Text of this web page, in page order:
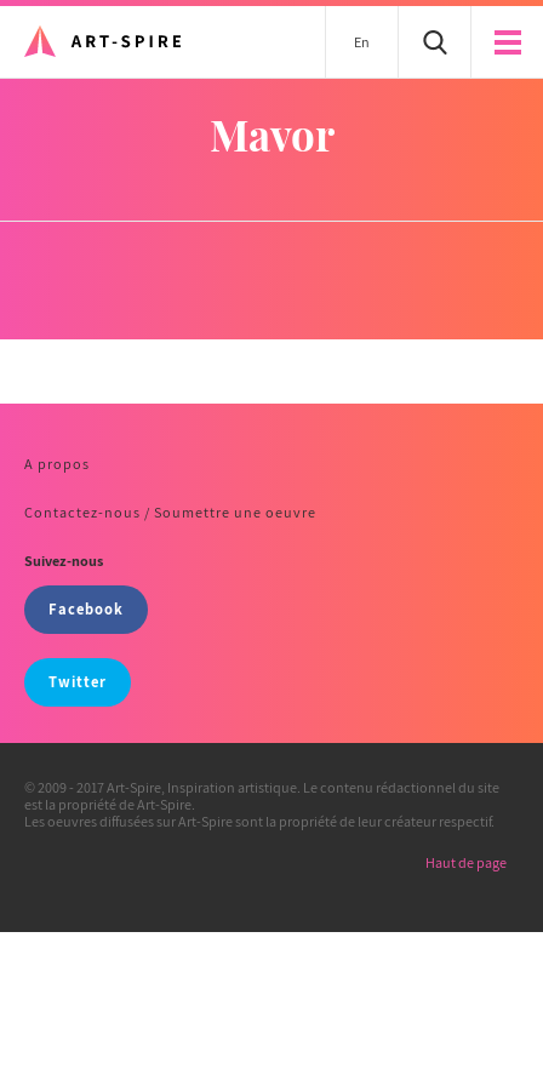
En
Mavor
A propos
Contactez-nous / Soumettre une oeuvre
Suivez-nous
Facebook
Twitter
© 2009 - 2017 Art-Spire, Inspiration artistique. Le contenu rédactionnel du site
est la propriété de Art-Spire.
Les oeuvres diffusées sur Art-Spire sont la propriété de leur créateur respectif.
Haut de page